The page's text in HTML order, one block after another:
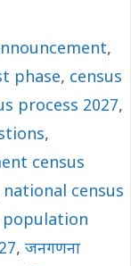
,
phase, census
process 2027,
,
census
national census
population
, जनगणना